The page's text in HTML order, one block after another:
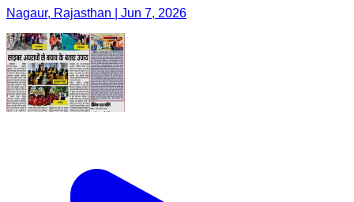
Nagaur, Rajasthan | Jun 7, 2026